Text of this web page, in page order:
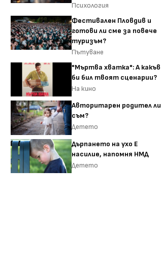
Психология
Фестивален Пловдив и
готови ли сме за повече
туризъм?
Пътуване
"Мъртва хватка": А какъв
би бил твоят сценарии?
На кино
Авторитарен родител ли
съм?
Детето
Дърпането на ухо Е
насилие, напомня НМД
Детето